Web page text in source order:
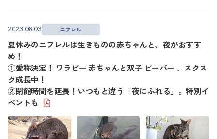
2023.08.03 ニフレル
夏休みのニフレルは生きものの赤ちゃんと、夜がおすす
め！
①愛称決定！ ワラビー 赤ちゃんと双子 ビーバー 、スクス
ク成長中！
②閉館時間を延長！いつもと違う「夜にふれる」。特別イ
ベントも